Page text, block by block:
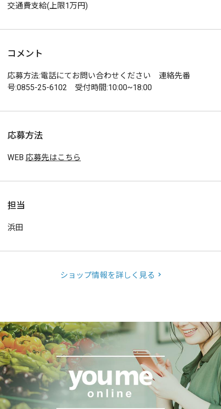
交通費支給(上限1万円)
コメント
応募方法:電話にてお問い合わせください 連絡先番
号:0855-25-6102 受付時間:10:00~18:00
応募方法
WEB 応募先はこちら
担当
浜田
ショップ情報を詳しく見る